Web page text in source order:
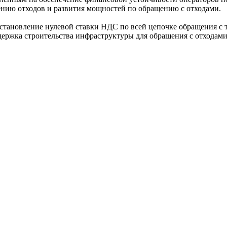
отходов и развития мощностей по обращению с отходами.
нулевой ставки НДС по всей цепочке обращения
строительства инфраструктуры для обращения с